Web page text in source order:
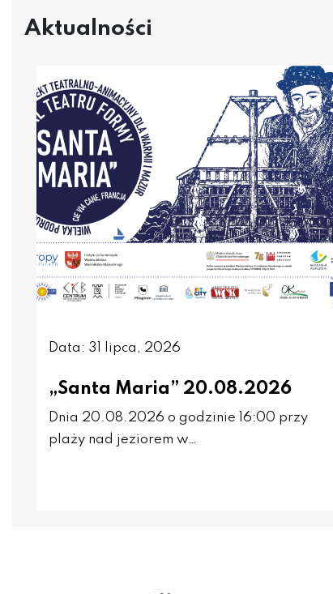
Aktualności
Data: 31 lipca, 2026
„Santa Maria” 20.08.2026
Dnia 20.08.2026 o godzinie 16:00 przy
plaży nad jeziorem w…